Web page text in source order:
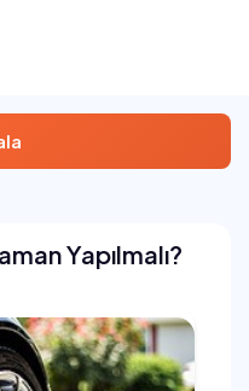
Yapılmalı?